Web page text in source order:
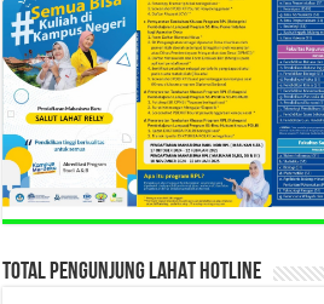
TOTAL PENGUNJUNG LAHAT HOTLINE